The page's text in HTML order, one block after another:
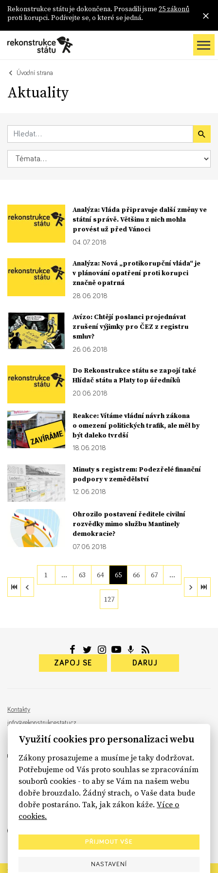
Rekonstrukce státu je dokončena. Prosadili jsme 25 zákonů
proti korupci. Podívejte se, o které se jedná.
Úvodní strana
Aktuality
Analýza: Vláda připravuje další změny ve
státní správě. Většinu z nich mohla
provést už před Vánoci
04. 07. 2018
Analýza: Nová „protikorupční vláda“ je
v plánování opatření proti korupci
značně opatrná
28. 06. 2018
Avízo: Chtějí poslanci projednávat
zrušení výjimky pro ČEZ z registru
smluv?
26. 06. 2018
Do Rekonstrukce státu se zapojí také
Hlídač státu a Platy top úředníků
20. 06. 2018
Reakce: Vítáme vládní návrh zákona
o omezení politických trafik, ale měl by
být daleko tvrdší
18. 06. 2018
Minuty s registrem: Podezřelé finanční
podpory v zemědělství
12. 06. 2018
Ohrozilo postavení ředitele civilní
rozvědky mimo službu Mantinely
demokracie?
07. 06. 2018
1 … 63 64 65 66 67 …
127
ZAPOJ SE DARUJ
Kontakty
info@rekonstrukcestatu.cz
Návrh a vývoj: Sinfin , ilustrace:
sinfin.digital
Využití cookies pro personalizaci webu
Zákony prosazujeme a musíme je taky dodržovat.
Potřebujeme od Vás proto souhlas se zpracováním
souborů cookies - to aby se Vám na našem webu
dobře brouzdalo. Žádný strach, o Vaše data bude
dobře postaráno. Tak, jak zákon káže.Více o
cookies.
PŘIJMOUT VŠE
NASTAVENÍ